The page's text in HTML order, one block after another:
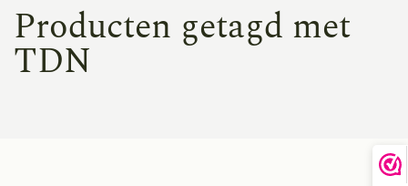
Producten getagd met
TDN